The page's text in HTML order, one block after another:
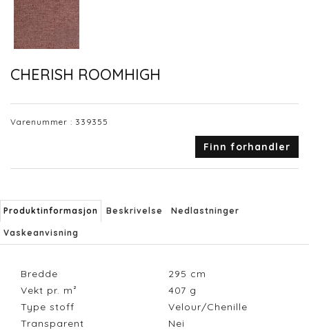
CHERISH ROOMHIGH
Varenummer : 339355
Finn forhandler
Produktinformasjon Beskrivelse Nedlastninger
Vaskeanvisning
Bredde 295 cm
Vekt pr. m²
407 g
Type stoff
Velour/Chenille
Transparent
Nei